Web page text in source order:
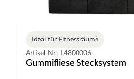
Ideal für Fitnessräume
Artikel-Nr.: L4800006
Gummifliese Stecksystem